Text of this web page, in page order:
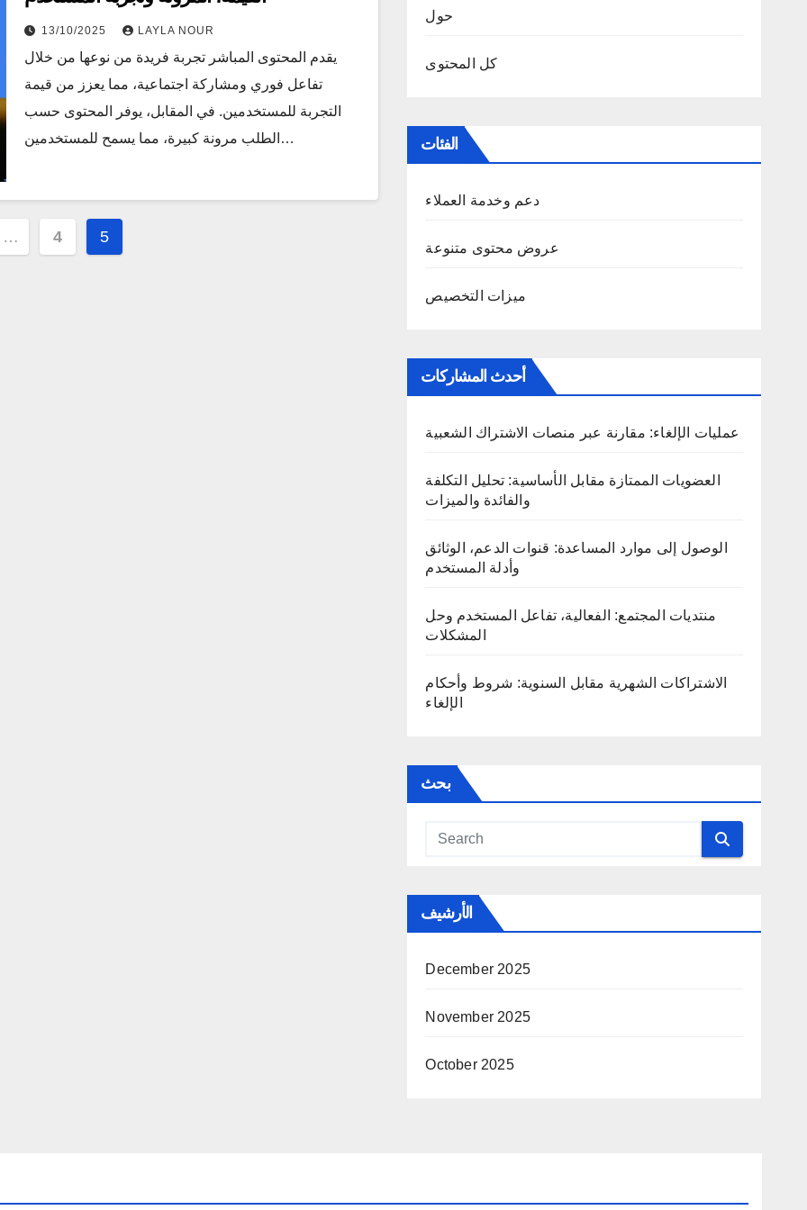
13/10/2025 LAYLA NOUR
يقدم المحتوى المباشر تجربة فريدة من نوعها من خلال
تفاعل فوري ومشاركة اجتماعية، مما يعزز من قيمة
التجربة للمستخدمين. في المقابل، يوفر المحتوى حسب
الطلب مرونة كبيرة، مما يسمح للمستخدمين…
… 4 5
حول
كل المحتوى
الفئات
دعم وخدمة العملاء
عروض محتوى متنوعة
ميزات التخصيص
أحدث المشاركات
عمليات الإلغاء: مقارنة عبر منصات الاشتراك الشعبية
العضويات الممتازة مقابل الأساسية: تحليل التكلفة
والفائدة والميزات
الوصول إلى موارد المساعدة: قنوات الدعم، الوثائق
وأدلة المستخدم
منتديات المجتمع: الفعالية، تفاعل المستخدم وحل
المشكلات
الاشتراكات الشهرية مقابل السنوية: شروط وأحكام
الإلغاء
بحث
الأرشيف
December 2025
November 2025
October 2025